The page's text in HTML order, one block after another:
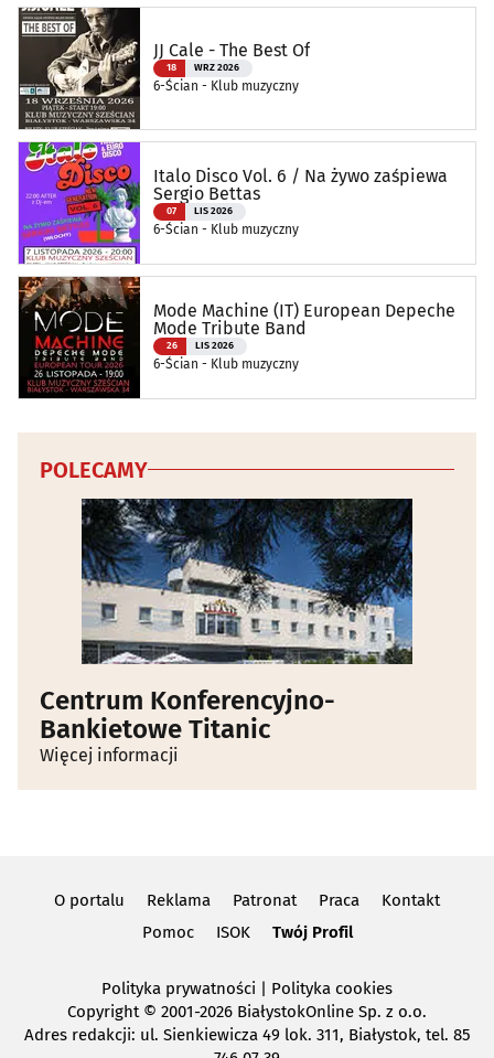
JJ Cale - The Best Of
18 WRZ 2026
6-Ścian - Klub muzyczny
Italo Disco Vol. 6 / Na żywo zaśpiewa
Sergio Bettas
07 LIS 2026
6-Ścian - Klub muzyczny
Mode Machine (IT) European Depeche
Mode Tribute Band
26 LIS 2026
6-Ścian - Klub muzyczny
POLECAMY
Centrum Konferencyjno-
Bankietowe Titanic
Więcej informacji
O portalu Reklama Patronat Praca
Kontakt
Pomoc
ISOK Twój Profil
Polityka prywatności | Polityka cookies
Copyright© 2001-2026 BiałystokOnline Sp. z o.o.
Adres redakcji: ul. Sienkiewicza 49 lok. 311, Białystok, tel. 85